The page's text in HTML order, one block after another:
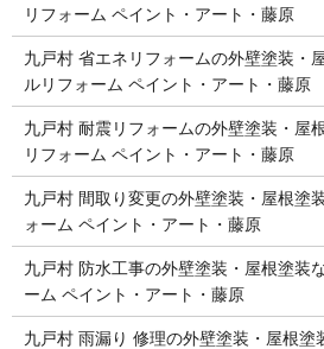
リフォーム ペイント・アート・藤原
九戸村 省エネリフォームの外壁塗装・
ルリフォーム ペイント・アート・藤原
九戸村 耐震リフォームの外壁塗装・屋
リフォーム ペイント・アート・藤原
九戸村 間取り変更の外壁塗装・屋根塗
ォーム ペイント・アート・藤原
九戸村 防水工事の外壁塗装・屋根塗装
ーム ペイント・アート・藤原
九戸村 雨漏り 修理の外壁塗装・屋根塗